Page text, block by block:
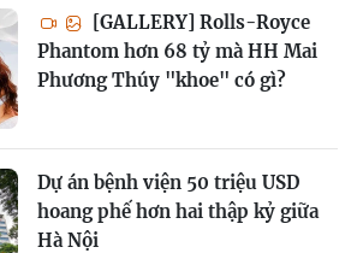
[GALLERY] Rolls-Royce
Phantom hơn 68 tỷ mà HH Mai
Phương Thúy "khoe" có gì?
Dự án bệnh viện 50 triệu USD
hoang phế hơn hai thập kỷ giữa
Hà Nội